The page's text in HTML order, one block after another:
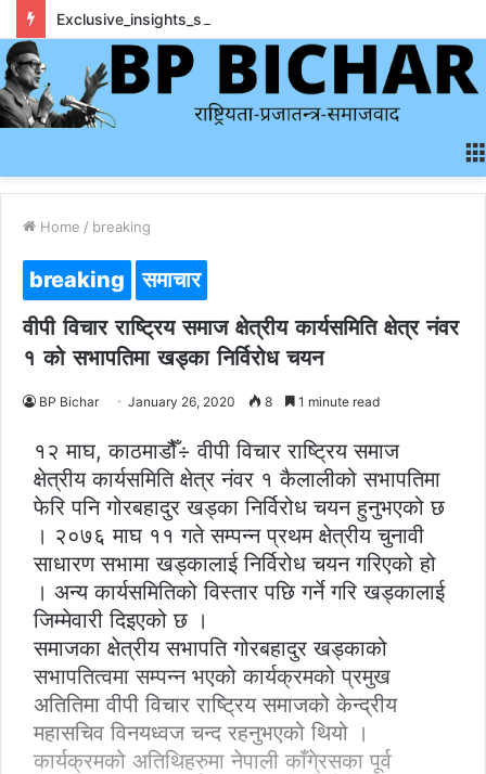
Home / breaking
breaking समाचार
वीपी विचार राष्ट्रिय समाज क्षेत्रीय कार्यसमिति क्षेत्र नंवर
१ को सभापतिमा खड्का निर्विरोध चयन
BP Bichar January 26, 2020 8 1 minute read
१२ माघ, काठमाडौैँ÷ वीपी विचार राष्ट्रिय समाज
क्षेत्रीय कार्यसमिति क्षेत्र नंवर १ कैलालीको सभापतिमा
फेरि पनि गोरबहादुर खड्का निर्विरोध चयन हुनुभएको छ
। २०७६ माघ ११ गते सम्पन्न प्रथम क्षेत्रीय चुनावी
साधारण सभामा खड्कालाई निर्विरोध चयन गरिएको हो
। अन्य कार्यसमितिको विस्तार पछि गर्ने गरि खड्कालाई
जिम्मेवारी दिइएको छ ।
समाजका क्षेत्रीय सभापति गोरबहादुर खड्काको
सभापतित्वमा सम्पन्न भएको कार्यक्रमको प्रमुख
अतितिमा वीपी विचार राष्ट्रिय समाजको केन्द्रीय
महासचिव विनयध्वज चन्द रहनुभएको थियो ।
कार्यक्रमको अतिथिहरुमा नेपाली काँगे्रसका पूर्व